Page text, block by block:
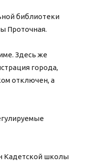
библиотеки
Проточная.
Здесь же
города,
отключен, а
Кадетской школы